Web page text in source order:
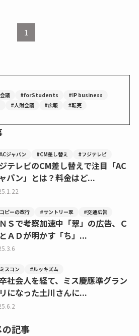
1
議 #forStudents
#IP business
#人財会議 #広報 #転売
ジャパン #CM差し替え #フジテレビ
テレビのCM差し替えで注目「AC
パン」とは？料金はど...
ピーの改行 #サントリー翠 #交通広告
Ｓで考察加速中「翠」の広告、Ｃ
ＡＤが明かす「ち」...
スコン #ルッキズム
社会人を経て、ミス慶應準グラン
になった土川さんに...
記事